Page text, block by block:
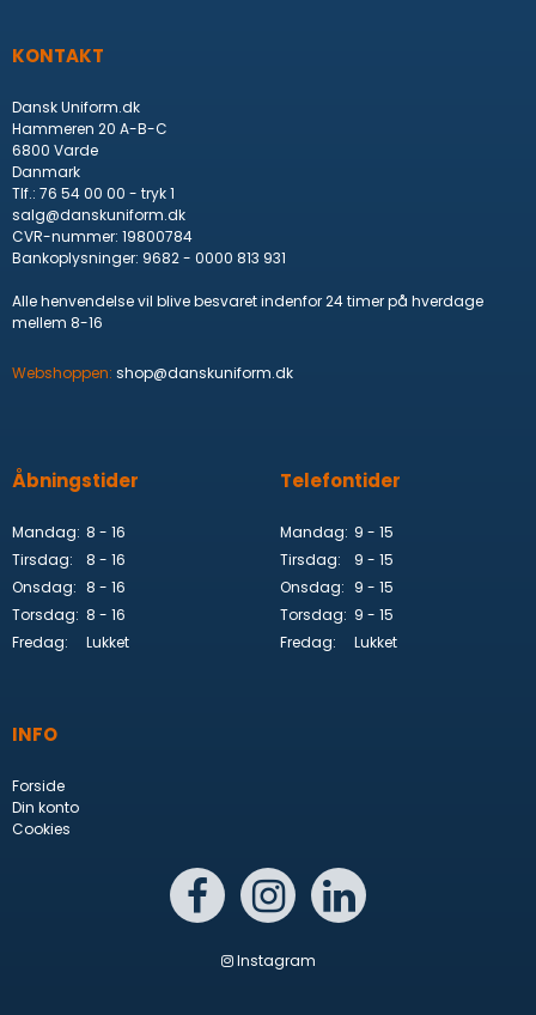
KONTAKT
Dansk Uniform.dk
Hammeren 20 A-B-C
6800 Varde
Danmark
Tlf.: 76 54 00 00 - tryk 1
salg@danskuniform.dk
CVR-nummer: 19800784
Bankoplysninger: 9682 - 0000 813 931
Alle henvendelse vil blive besvaret indenfor 24 timer på hverdage
mellem 8-16
Webshoppen: shop@danskuniform.dk
Åbningstider
Mandag: 8 - 16
Tirsdag:
8 - 16
Onsdag: 8 - 16
Torsdag: 8 - 16
Fredag:
Lukket
Telefontider
Mandag: 9 - 15
Tirsdag:
9 - 15
Onsdag: 9 - 15
Torsdag: 9 - 15
Fredag:
Lukket
INFO
Forside
Din konto
Cookies
Instagram